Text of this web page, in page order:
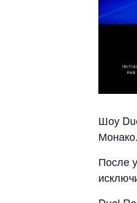
Шоу
Монако.
После